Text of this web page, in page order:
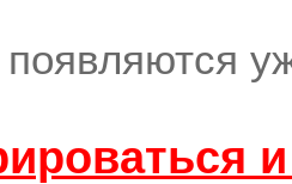
появляются